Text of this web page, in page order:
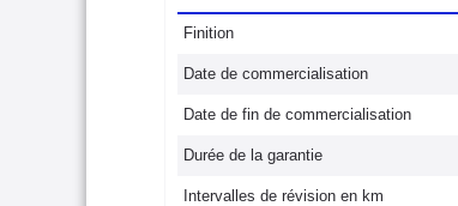
Finition
Date de commercialisation
Date de fin de commercialisation
Durée de la garantie
Intervalles de révision en km